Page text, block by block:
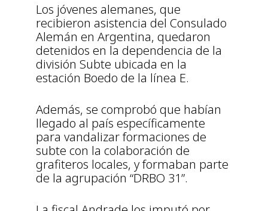
Los jóvenes alemanes, que
recibieron asistencia del Consulado
Alemán en Argentina, quedaron
detenidos en la dependencia de la
división Subte ubicada en la
estación Boedo de la línea E.
Además, se comprobó que habían
llegado al país específicamente
para vandalizar formaciones de
subte con la colaboración de
grafiteros locales, y formaban parte
de la agrupación “DRBO 31”.